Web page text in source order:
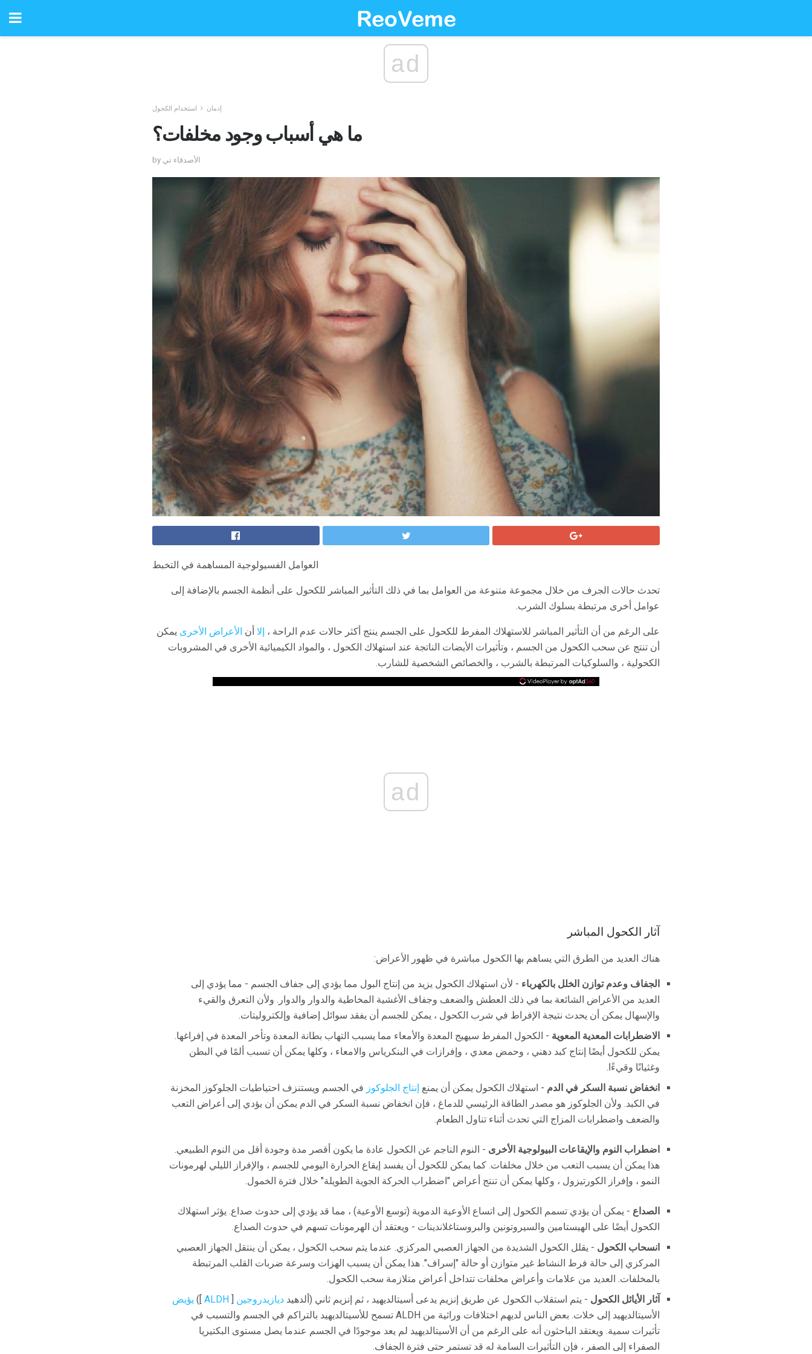
ad
إدمان استخدام الكحول
ما هي أسباب وجود مخلفات؟
by الأصدقاء تي
العوامل الفسيولوجية المساهمة في التخبط
تحدث حالات الجرف من خلال مجموعة متنوعة من العوامل بما في ذلك التأثير المباشر للكحول على أنظمة الجسم بالإضافة إلى
عوامل أخرى مرتبطة بسلوك الشرب.
على الرغم من أن التأثير المباشر للاستهلاك المفرط للكحول على الجسم ينتج أكثر حالات عدم الراحة ، إلا أن الأعراض الأخرى يمكن
أن تنتج عن سحب الكحول من الجسم ، وتأثيرات الأيضات الناتجة عند استهلاك الكحول ، والمواد الكيميائية الأخرى في المشروبات
الكحولية ، والسلوكيات المرتبطة بالشرب ، والخصائص الشخصية للشارب.
ad
آثار الكحول المباشر
هناك العديد من الطرق التي يساهم بها الكحول مباشرة في ظهور الأعراض:
الجفاف وعدم توازن الخلل بالكهرباء - لأن استهلاك الكحول يزيد من إنتاج البول مما يؤدي إلى جفاف الجسم - مما يؤدي إلى
العديد من الأعراض الشائعة بما في ذلك العطش والضعف وجفاف الأغشية المخاطية والدوار والدوار. ولأن التعرق والقيء
والإسهال يمكن أن يحدث نتيجة الإفراط في شرب الكحول ، يمكن للجسم أن يفقد سوائل إضافية وإلكتروليتات.
الاضطرابات المعدية المعوية - الكحول المفرط سيهيج المعدة والأمعاء مما يسبب التهاب بطانة المعدة وتأخر المعدة في إفراغها.
يمكن للكحول أيضًا إنتاج كبد دهني ، وحمض معدي ، وإفرازات في البنكرياس والامعاء ، وكلها يمكن أن تسبب ألمًا في البطن
وغثيانًا وقيءًا.
انخفاض نسبة السكر في الدم - استهلاك الكحول يمكن أن يمنع إنتاج الجلوكوز في الجسم ويستنزف احتياطيات الجلوكوز المخزنة
في الكبد. ولأن الجلوكوز هو مصدر الطاقة الرئيسي للدماغ ، فإن انخفاض نسبة السكر في الدم يمكن أن يؤدي إلى أعراض التعب
والضعف واضطرابات المزاج التي تحدث أثناء تناول الطعام.
اضطراب النوم والإيقاعات البيولوجية الأخرى - النوم الناجم عن الكحول عادة ما يكون أقصر مدة وجودة أقل من النوم الطبيعي.
هذا يمكن أن يسبب التعب من خلال مخلفات. كما يمكن للكحول أن يفسد إيقاع الحرارة اليومي للجسم ، والإفراز الليلي لهرمونات
النمو ، وإفراز الكورتيزول ، وكلها يمكن أن تنتج أعراض "اضطراب الحركة الجوية الطويلة" خلال فترة الخمول.
الصداع - يمكن أن يؤدي تسمم الكحول إلى اتساع الأوعية الدموية (توسع الأوعية) ، مما قد يؤدي إلى حدوث صداع. يؤثر استهلاك
الكحول أيضًا على الهيستامين والسيروتونين والبروستاغلاندينات - ويعتقد أن الهرمونات تسهم في حدوث الصداع.
انسحاب الكحول - يقلل الكحول الشديدة من الجهاز العصبي المركزي. عندما يتم سحب الكحول ، يمكن أن ينتقل الجهاز العصبي
المركزي إلى حالة فرط النشاط غير متوازن أو حالة "إسراف". هذا يمكن أن يسبب الهزات وسرعة ضربات القلب المرتبطة
بالمخلفات. العديد من علامات وأعراض مخلفات تتداخل أعراض متلازمة سحب الكحول.
آثار الأيائل الكحول - يتم استقلاب الكحول عن طريق إنزيم يدعى أسيتالديهيد ، ثم إنزيم ثاني (ألدهيد ديازيدروجين ALDH
]) يؤيض
الأسيتالديهيد إلى خلات. بعض الناس لديهم اختلافات وراثية من ALDH تسمح للأسيتالديهيد بالتراكم في الجسم والتسبب في
تأثيرات سمية. ويعتقد الباحثون أنه على الرغم من أن الأسيتالديهيد لم يعد موجودًا في الجسم عندما يصل مستوى البكتيريا
الصفراء إلى الصفر ، فإن التأثيرات السامة له قد تستمر حتى فترة الجفاف.